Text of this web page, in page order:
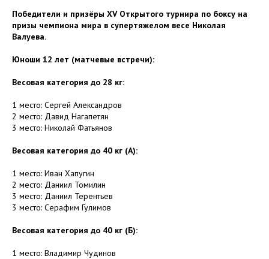
Победители и призёры XV Открытого турнира по боксу на
призы чемпиона мира в супертяжелом весе Николая
Валуева.
Юноши 12 лет (матчевые встречи):
Весовая категория до 28 кг:
1 место: Сергей Александров
2 место: Давид Нагапетян
3 место: Николай Фатьянов
Весовая категория до 40 кг (А):
1 место: Иван Хапугин
2 место: Даниил Томилин
3 место: Даниил Терентьев
3 место: Серафим Гулимов
Весовая категория до 40 кг (Б):
1 место: Владимир Чудинов